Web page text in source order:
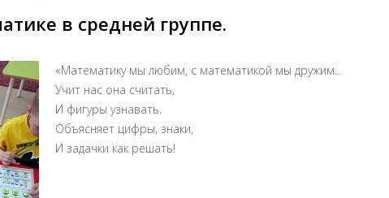
в средней группе.
«Математику мы любим, с математикой мы дружим…
Учит нас она считать,
И фигуры узнавать.
Объясняет цифры, знаки,
И задачки как решать!